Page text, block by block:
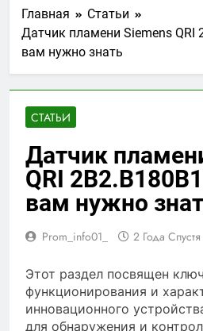
Главная
Статьи
Датчик пламени Siemens QRI
вам нужно знать
СТАТЬИ
Датчик
QRI
вам нужно
Prom_info01_ 2 Года Спустя
Этот раздел посвящен
функционирования и
инновационного
для обнаружения и